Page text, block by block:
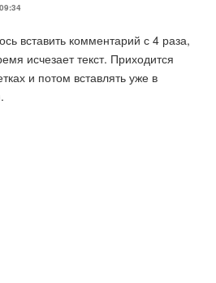
вставить комментарий с 4 раза,
исчезает текст. Приходится
и потом вставлять уже в